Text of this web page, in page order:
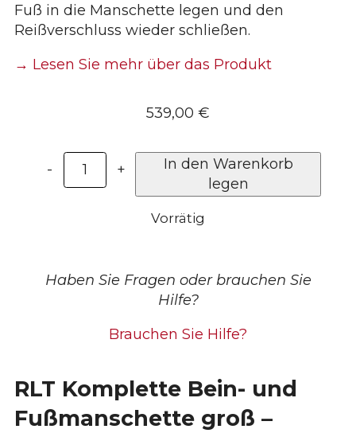
Fuß in die Manschette legen und den
Reißverschluss wieder schließen.
→ Lesen Sie mehr über das Produkt
539,00 €
-
Rotlicht-
Beinmanschette
+
In den Warenkorb
legen
Vorrätig
Haben Sie Fragen oder brauchen Sie
Hilfe?
Brauchen Sie Hilfe?
RLT Komplette Bein- und
Fußmanschette groß –